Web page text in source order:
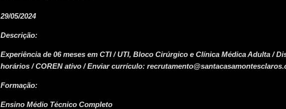
29/05/2024
Descrição:
Experiência de 06 meses em CTI / UTI, Bloco Cirúrgico e Clínica Médica Adulta /
horários / COREN ativo / Enviar currículo:
Formação:
Ensino Médio Técnico Completo